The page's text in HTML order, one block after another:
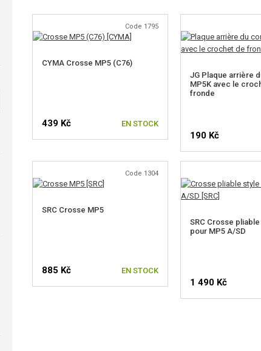
Code 1795
CYMA Crosse MP5 (C76)
439 Kč EN STOCK
JG Plaque arrière
MP5K avec le
fronde
190 Kč
Code 1304
SRC Crosse MP5
885 Kč EN STOCK
SRC Crosse
pour MP5 A/SD
1 490 Kč